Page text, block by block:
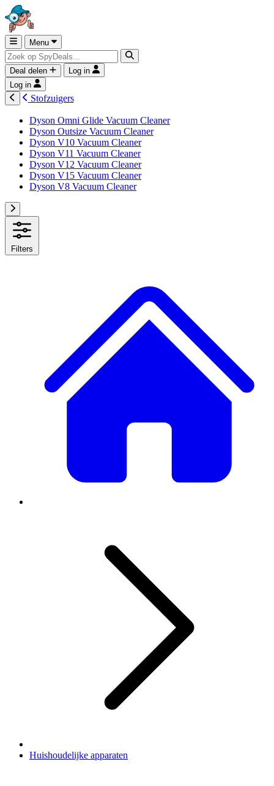
Menu
Deal delen
Log in
Log in
Stofzuigers
Dyson Omni Glide Vacuum Cleaner
Dyson Outsize Vacuum Cleaner
Dyson V10 Vacuum Cleaner
Dyson V11 Vacuum Cleaner
Dyson V12 Vacuum Cleaner
Dyson V15 Vacuum Cleaner
Dyson V8 Vacuum Cleaner
Filters
Huishoudelijke apparaten